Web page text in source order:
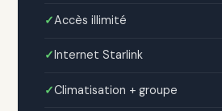
Accès illimité
Internet Starlink
Climatisation + groupe